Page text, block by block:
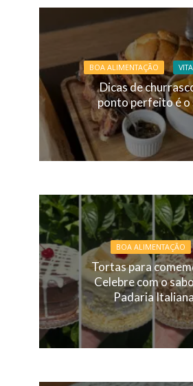
BOA ALIMENTAÇÃO
Dicas de
ponto perfeito é o
BOA ALIMENTAÇÃO
Tortas para
Celebre com o
Padaria Italiana